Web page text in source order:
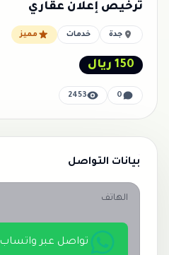
ترخيص إعلان عقاري
جدة خدمات مميز
150 ريال
0
2453
بيانات التواصل
الهاتف
تواصل عبر واتساب